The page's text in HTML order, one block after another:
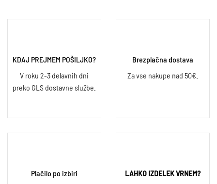
KDAJ PREJMEM POŠILJKO?
V roku 2-3 delavnih dni
preko GLS dostavne službe.
Brezplačna dostava
Za vse nakupe nad 50€.
Plačilo po izbiri
LAHKO IZDELEK VRNEM?